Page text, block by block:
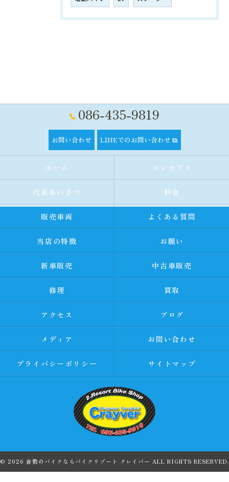
086-435-9819
お問い合わせ LINEでのお問い合わせ
ホーム コンセプト
代表あいさつ 料金
販売車両 よくある質問
当店の特徴 お願い
新車販売 中古車販売
修理 買取
アクセス ブログ
メディア お問い合わせ
プライバシーポリシー サイトマップ
© 2026 倉敷のバイクならバイクリゾート クレイバー ALL RIGHTS RESERVED.